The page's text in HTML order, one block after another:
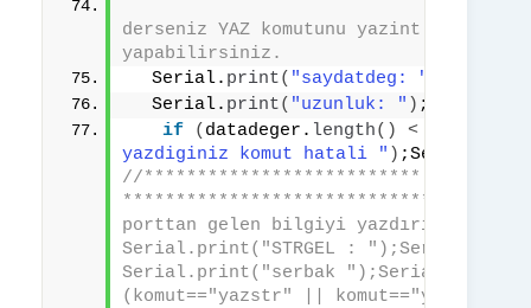
derseniz YAZ komutunu yazint ve yazstr
yapabilirsiniz.
  Serial.
print( "saydatdeg: "
  Serial.
print( "uzunluk: " ) ;Serial.
if
( datadeger. length() <
yazdiginiz komut hatali " ) ;Serial.
//************************** KOMUT
*************************************
porttan gelen bilgiyi yazdırır
Serial.print("STRGEL :
Serial.print("serbak
(komut=="yazstr" || komut=="yazint"